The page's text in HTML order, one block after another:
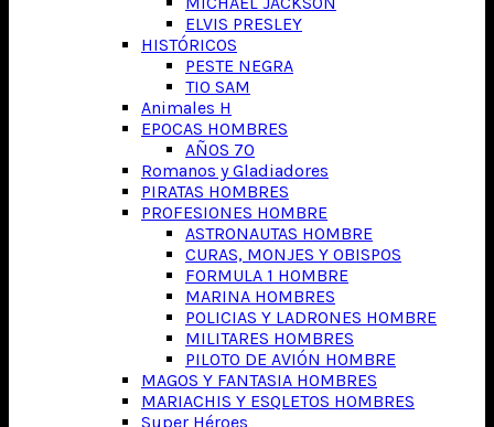
ELVIS PRESLEY
HISTÓRICOS
PESTE NEGRA
TIO SAM
Animales H
EPOCAS HOMBRES
AÑOS 70
Romanos y Gladiadores
PIRATAS HOMBRES
PROFESIONES HOMBRE
ASTRONAUTAS HOMBRE
CURAS, MONJES Y OBISPOS
FORMULA 1 HOMBRE
MARINA HOMBRES
POLICIAS Y LADRONES HOMBRE
MILITARES HOMBRES
PILOTO DE AVIÓN HOMBRE
MAGOS Y FANTASIA HOMBRES
MARIACHIS Y ESQLETOS HOMBRES
Super Héroes